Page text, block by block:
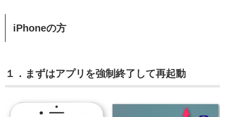
iPhoneの方
１．まずはアプリを強制終了して再起動